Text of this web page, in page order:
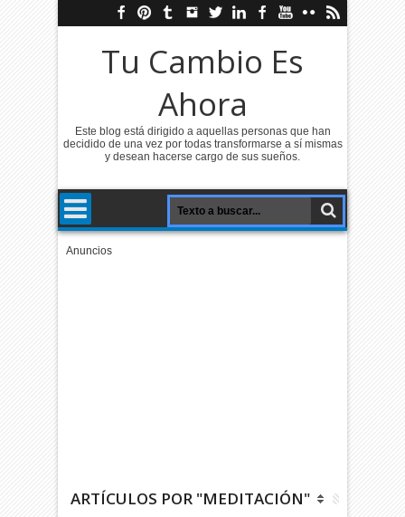
Tu Cambio Es
Ahora
Este blog está dirigido a aquellas personas que han
decidido de una vez por todas transformarse a sí mismas
y desean hacerse cargo de sus sueños.
Anuncios
ARTÍCULOS POR "MEDITACIÓN"